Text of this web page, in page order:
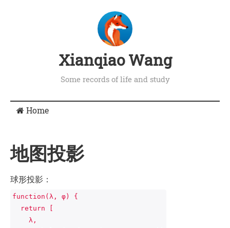
Xianqiao Wang
Some records of life and study
Home
地图投影
球形投影：
function(λ, φ) {
  return [
    λ,